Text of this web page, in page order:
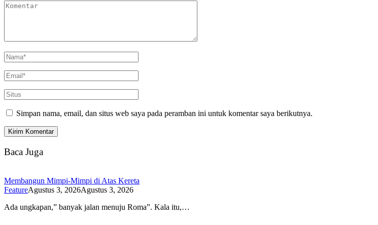
Simpan nama, email, dan situs web saya pada peramban ini untuk komentar saya berikutnya.
Baca Juga
Membangun Mimpi-Mimpi di Atas Kereta
FeatureAgustus 3, 2026Agustus 3, 2026
Ada ungkapan,” banyak jalan menuju Roma”. Kala itu,…